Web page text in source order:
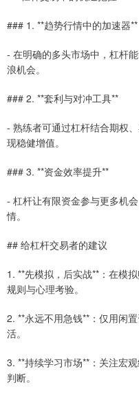
### 1. **趋势行情中的加速器**
- 在明确的多头市场中，杠杆
浪机会。
### 2. **套利与对冲工具**
- 熟练者可通过杠杆结合期权
现稳健增值。
### 3. **资金效率提升**
- 杠杆让有限资金参与更多机
情。
## 给杠杆交易者的建议
1. **先模拟，后实战**：在模
规则与心理考验。
2. **永远不用急钱**：仅用闲
活。
3. **持续学习市场**：关注宏
判断。